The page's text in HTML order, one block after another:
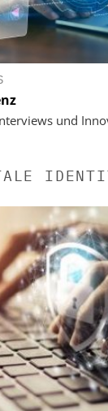
und